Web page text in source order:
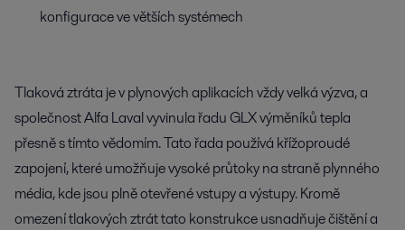
konfigurace ve větších systémech
Tlaková ztráta je v plynových aplikacích vždy velká výzva, a
společnost Alfa Laval vyvinula řadu GLX výměníků tepla
přesně s tímto vědomím. Tato řada používá křížoproudé
zapojení, které umožňuje vysoké průtoky na straně plynného
média, kde jsou plně otevřené vstupy a výstupy. Kromě
omezení tlakových ztrát tato konstrukce usnadňuje čištění a